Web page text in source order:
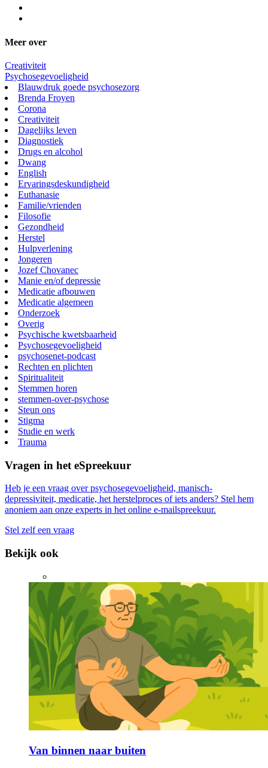
Meer over
Creativiteit
Psychosegevoeligheid
Blauwdruk goede psychosezorg
Brenda Froyen
Corona
Creativiteit
Dagelijks leven
Diagnostiek
Drugs en alcohol
Dwang
English
Ervaringsdeskundigheid
Euthanasie
Familie/vrienden
Filosofie
Gezondheid
Herstel
Hulpverlening
Jongeren
Jozef Chovanec
Manie en/of depressie
Medicatie afbouwen
Medicatie algemeen
Onderzoek
Overig
Psychische kwetsbaarheid
Psychosegevoeligheid
psychosenet-podcast
Rechten en plichten
Spiritualiteit
Stemmen horen
stemmen-over-psychose
Steun ons
Stigma
Studie en werk
Trauma
Vragen in het eSpreekuur
Heb je een vraag over psychosegevoeligheid, manisch-
depressiviteit, medicatie, het herstelproces of iets anders? Stel hem
anoniem aan onze experts in het online e-mailspreekuur.
Stel zelf een vraag
Bekijk ook
Van binnen naar buiten